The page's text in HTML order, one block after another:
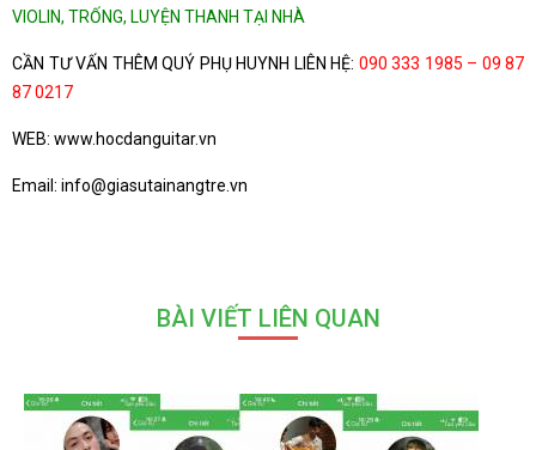
VIOLIN, TRỐNG, LUYỆN THANH TẠI NHÀ
CẦN TƯ VẤN THÊM QUÝ PHỤ HUYNH LIÊN HỆ: 090 333 1985 – 09 87
87 0217
WEB: www.hocdanguitar.vn
Email: info@giasutainangtre.vn
BÀI VIẾT LIÊN QUAN